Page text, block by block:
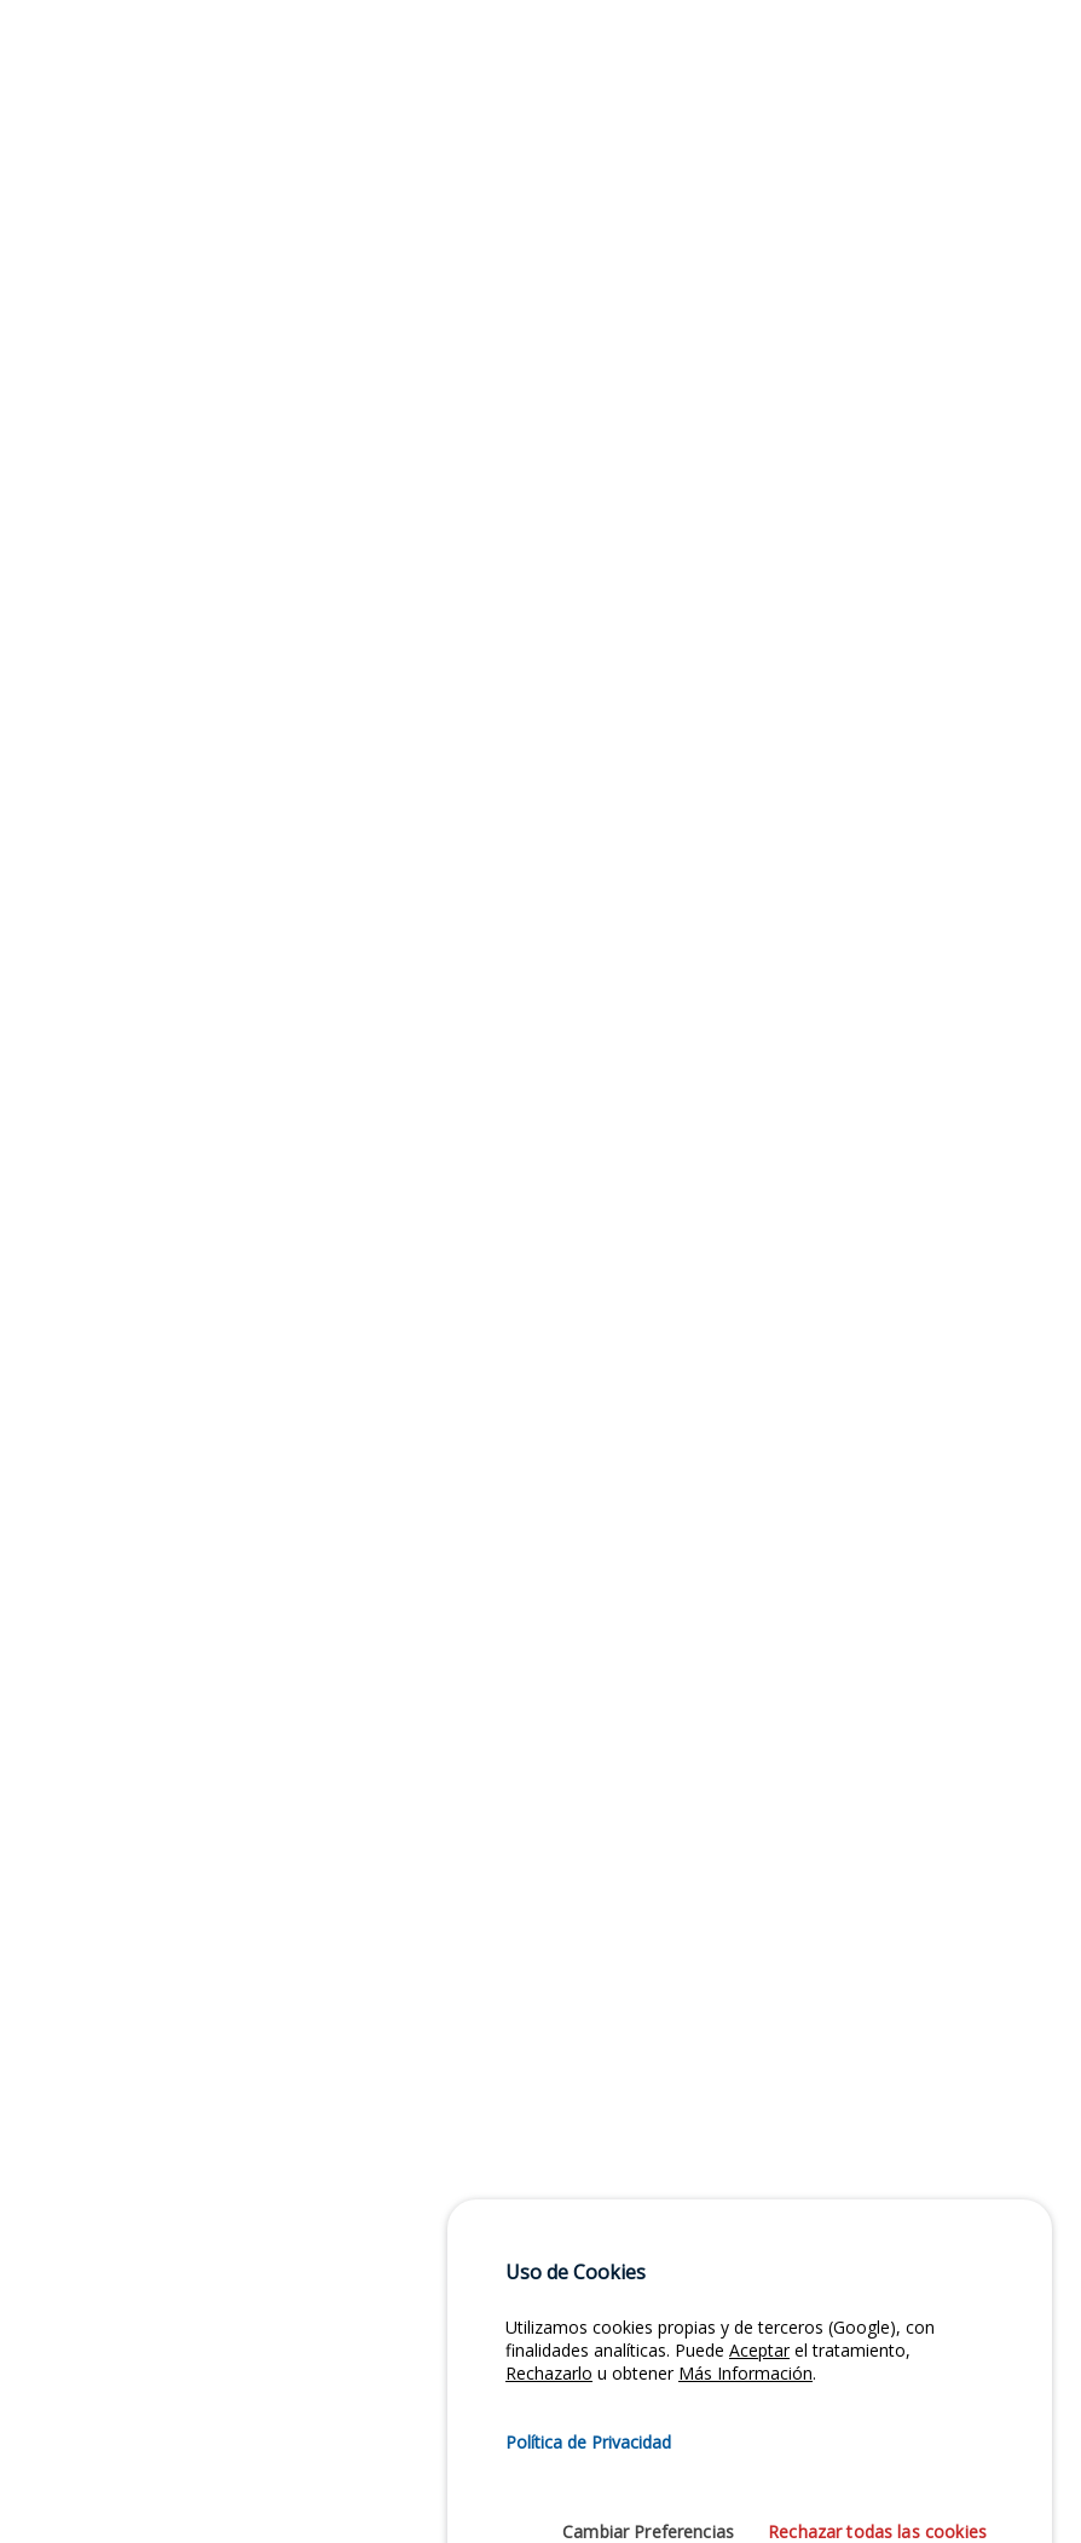
Uso de Cookies
Utilizamos cookies propias y de terceros (Google), con
finalidades analíticas. Puede Aceptarel tratamiento,
Rechazarlo u obtener Más Información.
Política de Privacidad
Cambiar Preferencias Rechazar todas las cookies